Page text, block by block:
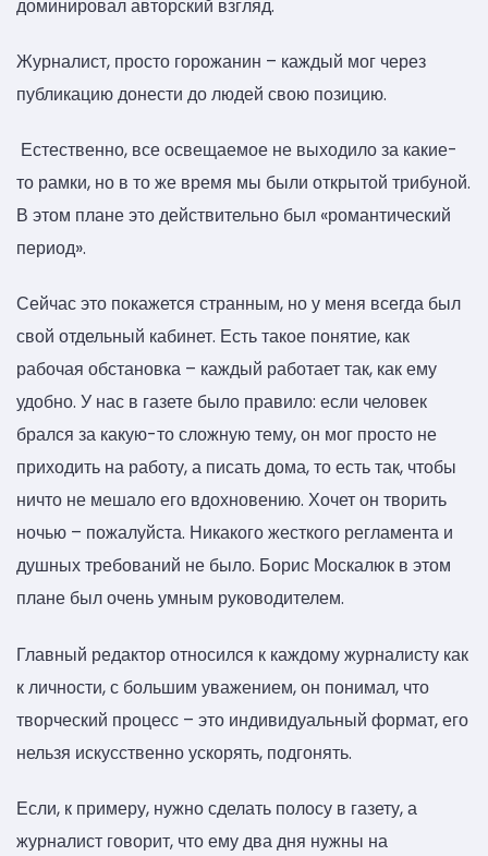
доминировал авторский взгляд.
Журналист, просто горожанин – каждый мог через
публикацию донести до людей свою позицию.
Естественно, все освещаемое не выходило за какие-
то рамки, но в то же время мы были открытой трибуной.
В этом плане это действительно был «романтический
период».
Сейчас это покажется странным, но у меня всегда был
свой отдельный кабинет. Есть такое понятие, как
рабочая обстановка – каждый работает так, как ему
удобно. У нас в газете было правило: если человек
брался за какую-то сложную тему, он мог просто не
приходить на работу, а писать дома, то есть так, чтобы
ничто не мешало его вдохновению. Хочет он творить
ночью – пожалуйста. Никакого жесткого регламента и
душных требований не было. Борис Москалюк в этом
плане был очень умным руководителем.
Главный редактор относился к каждому журналисту как
к личности, с большим уважением, он понимал, что
творческий процесс – это индивидуальный формат, его
нельзя искусственно ускорять, подгонять.
Если, к примеру, нужно сделать полосу в газету, а
журналист говорит, что ему два дня нужны на